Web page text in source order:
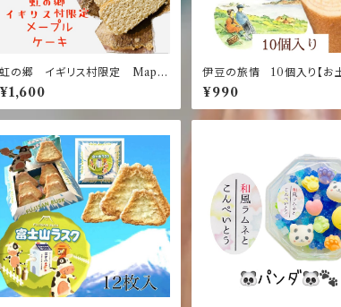
虹の郷 イギリス村限定 Maple
Cake【メープルケーキ】
¥1,600
伊豆の旅情 10個入り【お
【バニラ】【バウムクーヘン】
ム】【伊豆】【修善寺】【静岡】
装】
¥990